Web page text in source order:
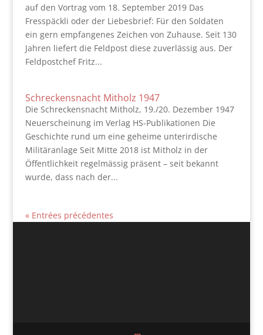
auf den Vortrag vom 18. September 2019 Das
Fresspäckli oder der Liebesbrief: Für den Soldaten
ein gern empfangenes Zeichen von Zuhause. Seit 130
Jahren liefert die Feldpost diese zuverlässig aus. Der
Feldpostchef Fritz...
Schreckensnacht Mitholz 1947
Die Schreckensnacht Mitholz, 19./20. Dezember 1947
Neuerscheinung im Verlag HS-Publikationen Die
Geschichte rund um eine geheime unterirdische
Militäranlage Seit Mitte 2018 ist Mitholz in der
Öffentlichkeit regelmässig präsent – seit bekannt
wurde, dass nach der...
« Entrées précédentes